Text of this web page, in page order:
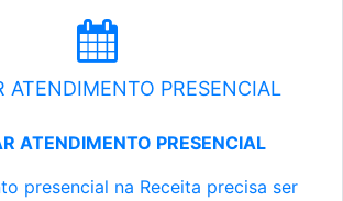
ATENDIMENTO PRESENCIAL
ATENDIMENTO PRESENCIAL
presencial na Receita precisa ser